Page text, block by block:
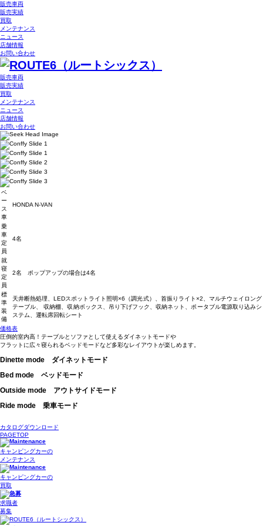
販売車両
販売実績
買取
メンテナンス
ニュース
店舗情報
お問い合わせ
販売車両
販売実績
買取
メンテナンス
ニュース
店舗情報
お問い合わせ
ベ
ー
ス
車
HONDA N-VAN
乗
車
定
員
4名
就
寝
定
員
2名 ポップアップの場合は4名
標
準
装
備
天井断熱処理、LEDスポットライト照明×6（調光式）、首振りライト×2、マルチウェイロング
テーブル、 収納棚、収納ボックス、吊り下げフック、収納ネット、ポータブル電源取り込みシ
ステム、運転席回転シート
価格表
圧倒的室内高！テーブルとソファとして使えるダイネットモードや
フラットに広々寝られるベッドモードなど多彩なレイアウトが楽しめます。
Dinette mode
ダイネットモード
Bed mode
ベッドモード
Outside mode
アウトサイドモード
Ride mode
乗車モード
カタログダウンロード
PAGETOP
キャンピングカーの
メンテナンス
キャンピングカーの
買取
求職者
募集